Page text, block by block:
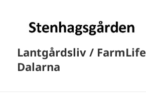
Lantgårdsliv / FarmLife
Dalarna